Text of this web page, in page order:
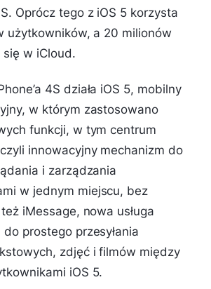
Oprócz tego z iOS 5 korzysta
użytkowników, a 20 milionów
się w iCloud.
4S działa iOS 5, mobilny
w którym zastosowano
funkcji, w tym centrum
innowacyjny mechanizm do
i zarządzania
w jednym miejscu, bez
iMessage, nowa usługa
prostego przesyłania
zdjęć i filmów między
iOS 5.